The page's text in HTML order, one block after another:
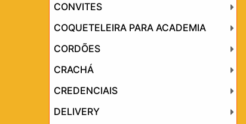
CONVITES
COQUETELEIRA PARA ACADEMIA
CORDÕES
CRACHÁ
CREDENCIAIS
DELIVERY